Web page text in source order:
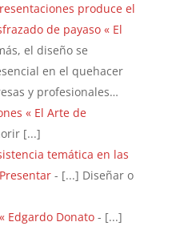
produce el
de payaso « El
el diseño se
en el quehacer
y profesionales…
« El Arte de
[...]
temática en las
- [...] Diseñar o
« Edgardo Donato- [...]